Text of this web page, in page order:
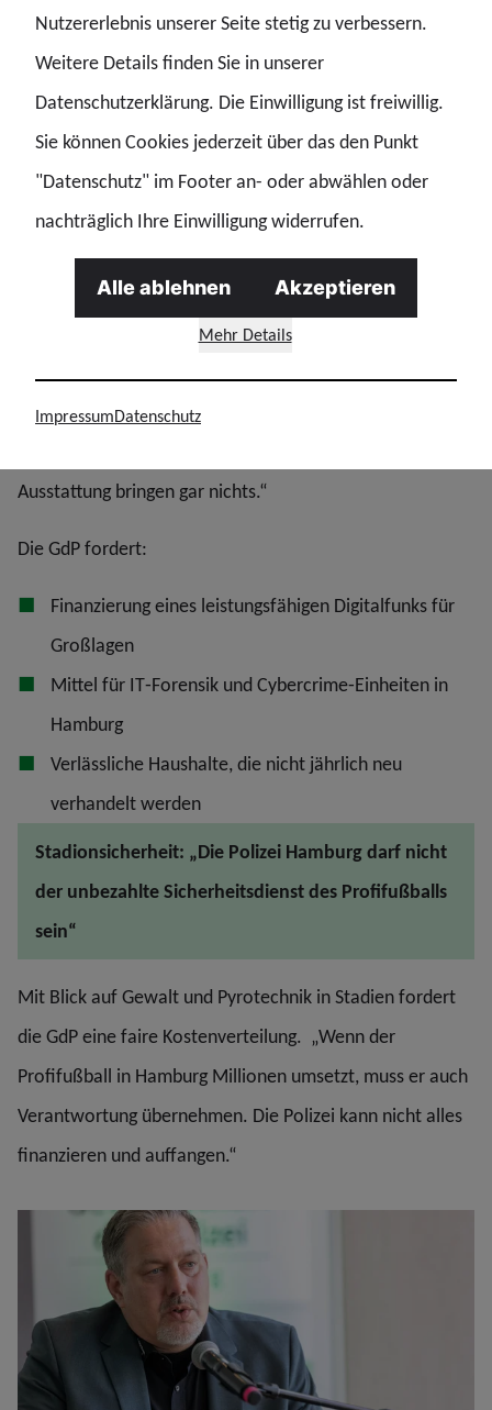
auffangen.“
Digitale Befugnisse: „Hamburg braucht moderne
Technik – und zwar finanziert“
Digitalfunk und der Stärkung des
Verfassungsschutzverbundes. Osburg fordert eine
Finanzierungsstrategie, die den Ausbau in Großstädten
„Cybercrime, OK, Hafenkriminalität – Hamburg braucht
Ausstattung bringen gar nichts.“
Die GdP fordert:
Finanzierung eines leistungsfähigen Digitalfunks für
Großlagen
Mittel für IT‐Forensik und Cybercrime‐Einheiten in
Hamburg
Verlässliche Haushalte, die nicht jährlich neu
verhandelt werden
Stadionsicherheit: „Die Polizei Hamburg darf nicht
der unbezahlte Sicherheitsdienst des Profifußballs
sein“
Mit Blick auf Gewalt und Pyrotechnik in Stadien fordert
die GdP eine faire Kostenverteilung. „Wenn der
Profifußball in Hamburg Millionen umsetzt, muss er auch
Verantwortung übernehmen. Die Polizei kann nicht alles
finanzieren und auffangen.“
Nutzererlebnis unserer Seite stetig zu verbessern.
Weitere Details finden Sie in unserer
Datenschutzerklärung. Die Einwilligung ist freiwillig.
Sie können Cookies jederzeit über das den Punkt
"Datenschutz" im Footer an- oder abwählen oder
nachträglich Ihre Einwilligung widerrufen.
Mehr Details
Alle ablehnen Akzeptieren
ImpressumDatenschutz